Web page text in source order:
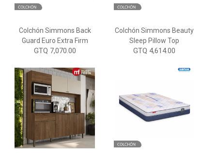
Colchón Simmons Back
Guard Euro Extra Firm
GTQ 7,070.00
Colchón Simmons Beauty
Sleep Pillow Top
GTQ 4,614.00